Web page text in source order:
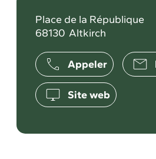
Place de la République
68130 Altkirch
Appeler
Site web